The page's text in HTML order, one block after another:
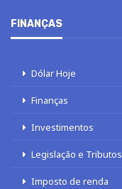
FINANÇAS
Dólar Hoje
Finanças
Investimentos
Legislação e Tributos
Imposto de renda